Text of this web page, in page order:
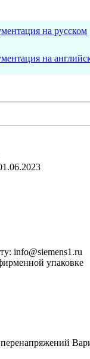
на русском
на
info@siemens1.ru
упаковке